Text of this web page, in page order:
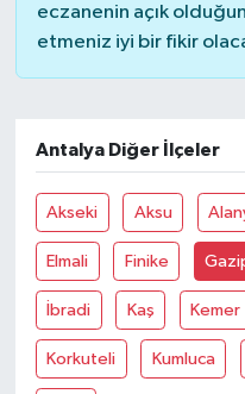
eczanenin açık
etmeniz iyi bir fikir
Antalya Diğer İlçeler
Akseki Aksu
Elmali Finike
İbradi Kaş Kemer
Korkuteli Kumluca